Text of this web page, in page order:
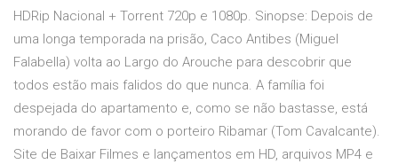
HDRip Nacional + Torrent 720p e 1080p. Sinopse: Depois de
uma longa temporada na prisão, Caco Antibes (Miguel
Falabella) volta ao Largo do Arouche para descobrir que
todos estão mais falidos do que nunca. A família foi
despejada do apartamento e, como se não bastasse, está
morando de favor com o porteiro Ribamar (Tom Cavalcante).
Site de Baixar Filmes e lançamentos em HD, arquivos MP4 e